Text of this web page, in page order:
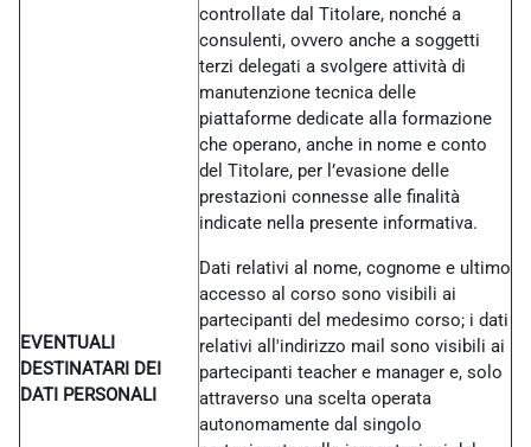
EVENTUALI
DESTINATARI DEI
DATI PERSONALI
controllate dal Titolare, nonché a
consulenti, ovvero anche a soggetti
terzi delegati a svolgere attività di
manutenzione tecnica delle
piattaforme dedicate alla formazione
che operano, anche in nome e conto
del Titolare, per l’evasione delle
prestazioni connesse alle finalità
indicate nella presente informativa.
Dati relativi al nome, cognome e ultimo
accesso al corso sono visibili ai
partecipanti del medesimo corso; i dati
relativi all'indirizzo mail sono visibili ai
partecipanti teacher e manager e, solo
attraverso una scelta operata
autonomamente dal singolo